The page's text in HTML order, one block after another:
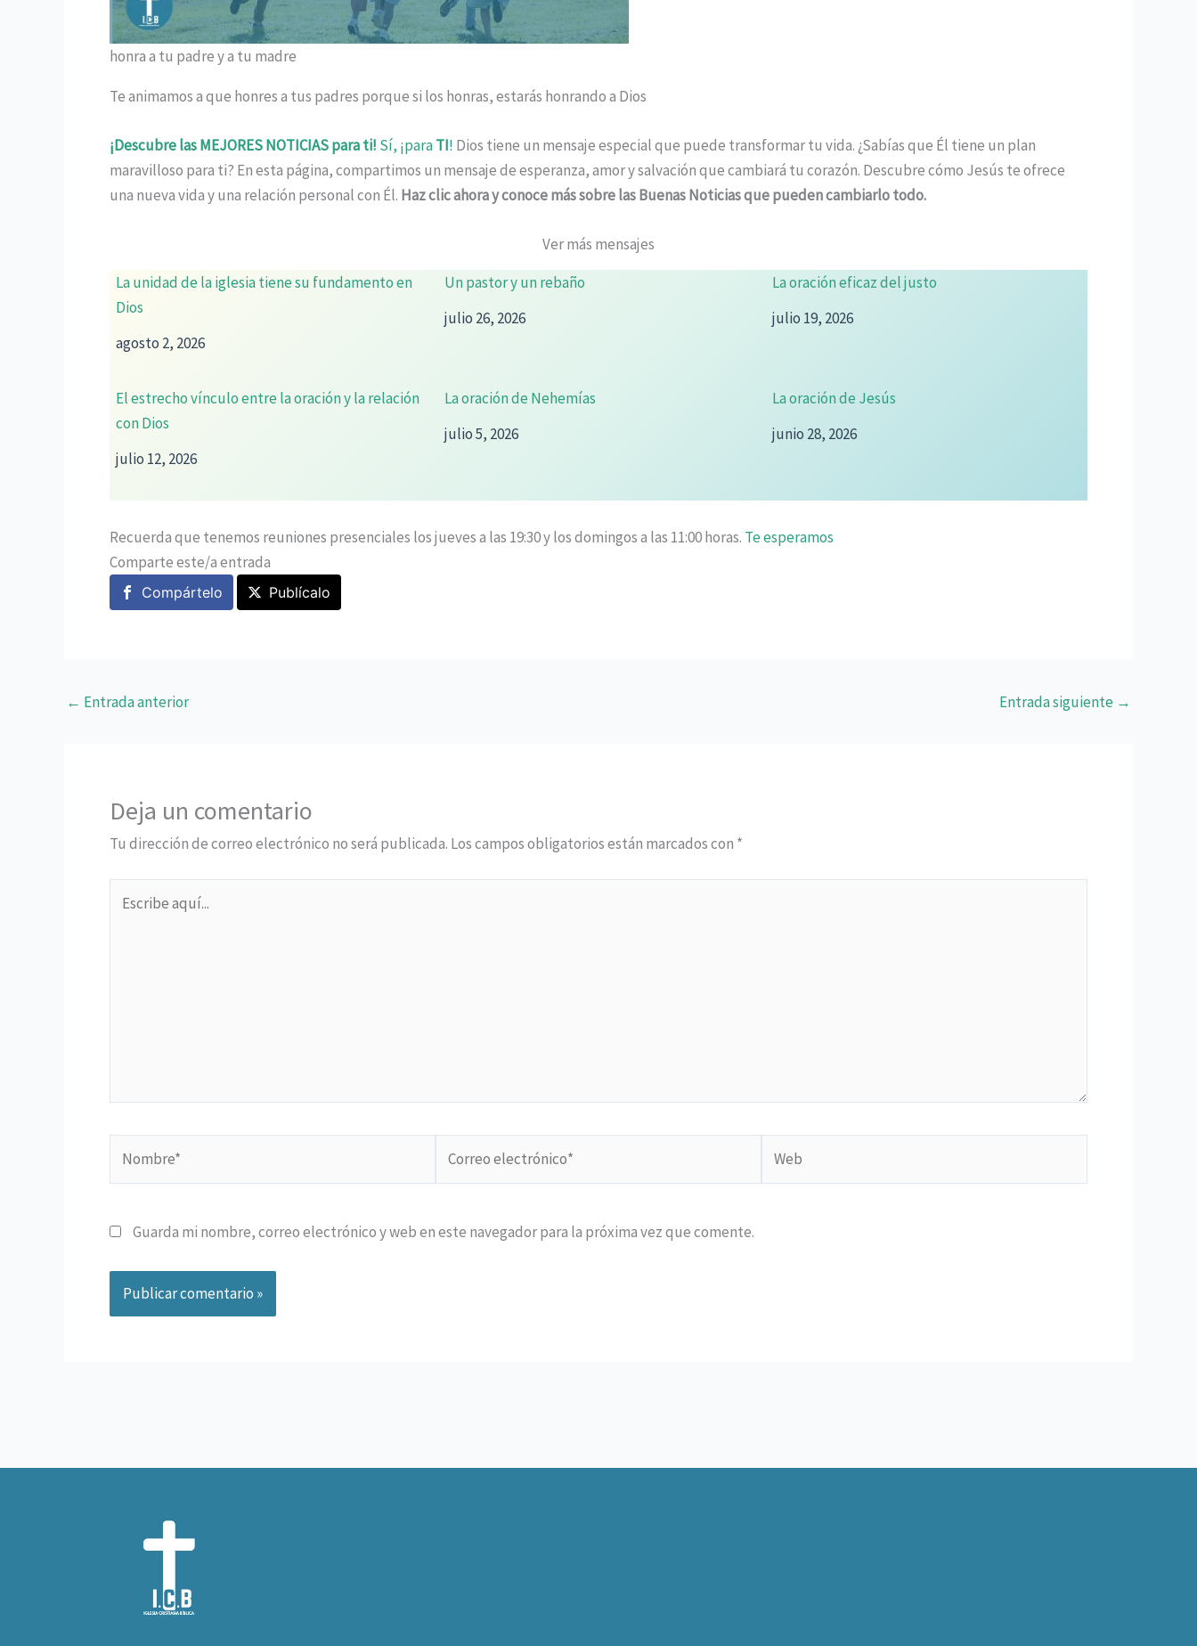
honra a tu padre y a tu madre
Te animamos a que honres a tus padres porque si los honras, estarás honrando a Dios
¡Descubre las MEJORES NOTICIAS para ti! Sí, ¡paraTI! Dios tiene un mensaje especial que puede transformar tu vida. ¿Sabías que Él tiene un plan
maravilloso para ti? En esta página, compartimos un mensaje de esperanza, amor y salvación que cambiará tu corazón. Descubre cómo Jesús te ofrece
una nueva vida y una relación personal con Él. Haz clic ahora y conoce más sobre las Buenas Noticias que pueden cambiarlo todo.
Ver más mensajes
La unidad de la iglesia tiene su fundamento en
Dios
agosto 2, 2026
Un pastor y un rebaño
julio 26, 2026
La oración eficaz del justo
julio 19, 2026
El estrecho vínculo entre la oración y la relación
con Dios
julio 12, 2026
La oración de Nehemías
julio 5, 2026
La oración de Jesús
junio 28, 2026
Recuerda que tenemos reuniones presenciales los jueves a las 19:30 y los domingos a las 11:00 horas. Te esperamos
Comparte este/a entrada
Compártelo Publícalo
← Entrada anterior Entrada siguiente →
Deja un comentario
Tu dirección de correo electrónico no será publicada. Los campos obligatorios están marcados con *
aquí...
electrónico*
Guarda mi nombre, correo electrónico y web en este navegador para la próxima vez que comente.